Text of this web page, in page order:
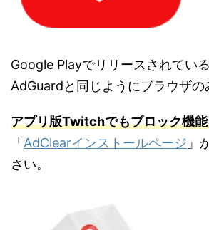
Google Playでリリースされてい
AdGuardと同じようにブラウザの
アプリ版Twitchでもブロック機
「 AdClearインストールページ 」
さい。